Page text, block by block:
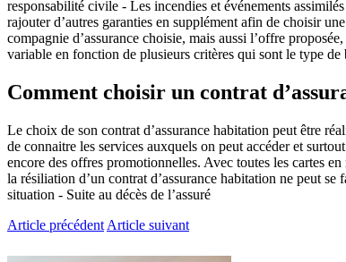
responsabilité civile - Les incendies et événements
rajouter d’autres garanties en supplément afin de choisir
compagnie d’assurance choisie, mais aussi l’offre
variable en fonction de plusieurs critères qui sont le type
Comment choisir un contrat
Le choix de son contrat d’assurance habitation peut être
de connaitre les services auxquels on peut accéder et
encore des offres promotionnelles. Avec toutes les cartes
la résiliation d’un contrat d’assurance habitation ne peut
situation - Suite au décès de l’assuré
Article précédent Article suivant